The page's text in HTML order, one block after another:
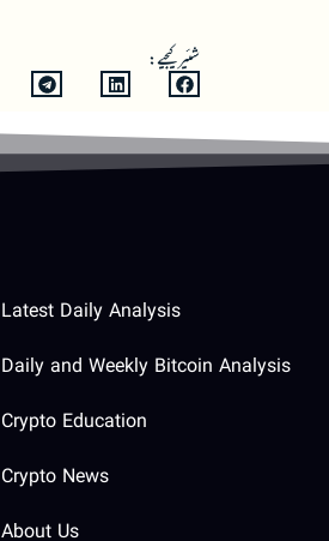
شئیر کیجیے:
Latest Daily Analysis
Daily and Weekly Bitcoin Analysis
Crypto Education
Crypto News
About Us